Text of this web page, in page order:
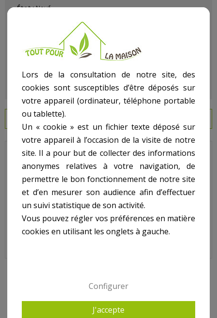
État :Neuf
EN SAVOIR PLUS
Jeu de vis de bride pour projecteur HAYWARD SP512.
N° 1 sur le shéma.
Jeu de Vis de Bride pour Projecteur HAYWARD SP512,
SPX0507Z1A
9 AUTRES PRODUITS DANS PROJECTEUR HAYWARD
Lors de la consultation de notre site, des
cookies sont susceptibles d’être déposés sur
votre appareil (ordinateur, téléphone portable
ou tablette).
Un « cookie » est un fichier texte déposé sur
votre appareil à l’occasion de la visite de notre
site. Il a pour but de collecter des informations
anonymes relatives à votre navigation, de
permettre le bon fonctionnement de notre site
et d’en mesurer son audience afin d’effectuer
un suivi statistique de son activité.
Vous pouvez régler vos préférences en matière
cookies en utilisant les onglets à gauche.
Configurer
J'accepte